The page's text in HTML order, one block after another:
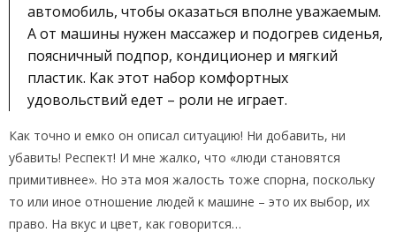
автомобиль, чтобы оказаться вполне уважаемым.
А от машины нужен массажер и подогрев сиденья,
поясничный подпор, кондиционер и мягкий
пластик. Как этот набор комфортных
удовольствий едет – роли не играет.
Как точно и емко он описал ситуацию! Ни добавить, ни
убавить! Респект! И мне жалко, что «люди становятся
примитивнее». Но эта моя жалость тоже спорна, поскольку
то или иное отношение людей к машине – это их выбор, их
право. На вкус и цвет, как говорится…